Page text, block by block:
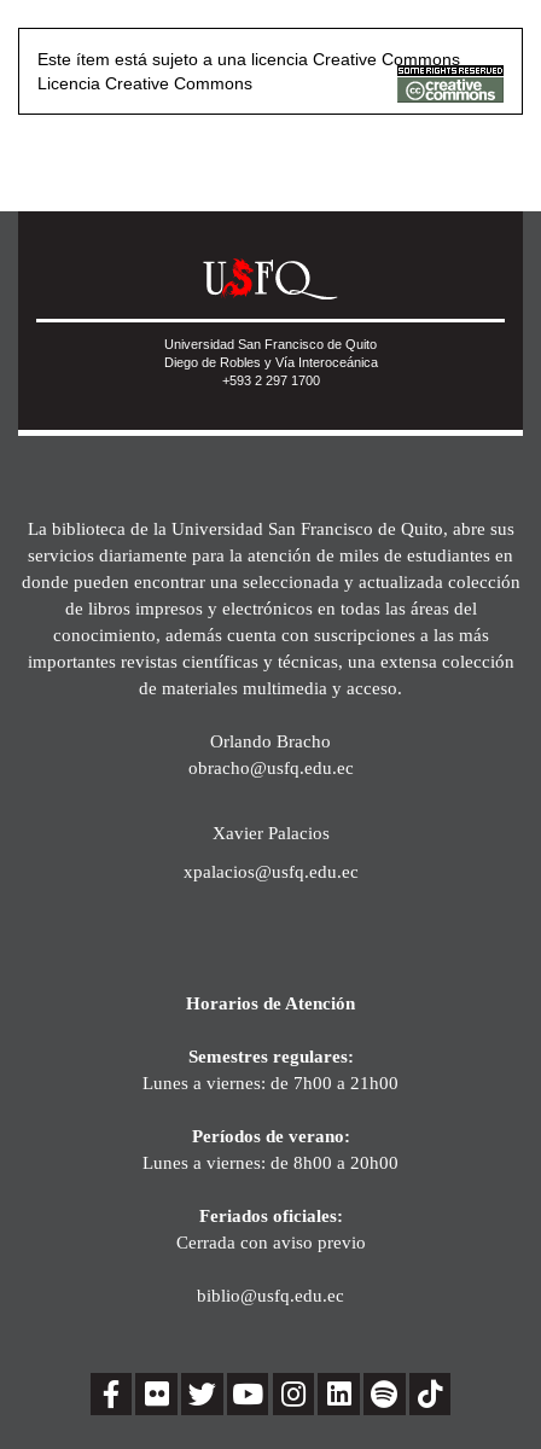
Este ítem está sujeto a una licencia Creative Commons
Licencia Creative Commons
Universidad San Francisco de Quito
Diego de Robles y Vía Interoceánica
+593 2 297 1700
La biblioteca de la Universidad San Francisco de Quito, abre sus
servicios diariamente para la atención de miles de estudiantes en
donde pueden encontrar una seleccionada y actualizada colección
de libros impresos y electrónicos en todas las áreas del
conocimiento, además cuenta con suscripciones a las más
importantes revistas científicas y técnicas, una extensa colección
de materiales multimedia y acceso.
Orlando Bracho
obracho@usfq.edu.ec
Xavier Palacios
xpalacios@usfq.edu.ec
Horarios de Atención
Semestres regulares:
Lunes a viernes: de 7h00 a 21h00
Períodos de verano:
Lunes a viernes: de 8h00 a 20h00
Feriados oficiales:
Cerrada con aviso previo
biblio@usfq.edu.ec